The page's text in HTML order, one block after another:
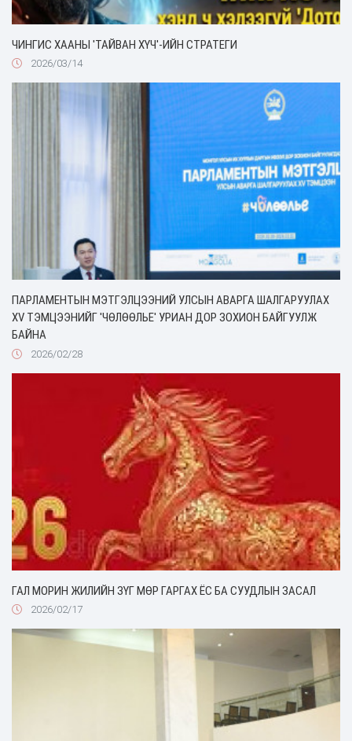
ЧИНГИС ХААНЫ 'ТАЙВАН ХҮЧ'-ИЙН СТРАТЕГИ
2026/03/14
ПАРЛАМЕНТЫН МЭТГЭЛЦЭЭНИЙ УЛСЫН АВАРГА ШАЛГАРУУЛАХ
XV ТЭМЦЭЭНИЙГ 'ЧӨЛӨӨЛЬЕ' УРИАН ДОР ЗОХИОН БАЙГУУЛЖ
БАЙНА
2026/02/28
ГАЛ МОРИН ЖИЛИЙН ЗҮГ МӨР ГАРГАХ ЁС БА СУУДЛЫН ЗАСАЛ
2026/02/17